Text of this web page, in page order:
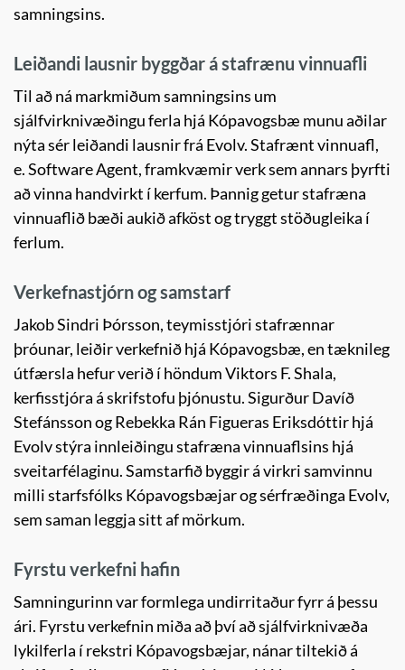
samningsins.
Leiðandi lausnir byggðar á stafrænu vinnuafli
Til að ná markmiðum samningsins um
sjálfvirknivæðingu ferla hjá Kópavogsbæ munu aðilar
nýta sér leiðandi lausnir frá Evolv. Stafrænt vinnuafl,
e. Software Agent, framkvæmir verk sem annars þyrfti
að vinna handvirkt í kerfum. Þannig getur stafræna
vinnuaflið bæði aukið afköst og tryggt stöðugleika í
ferlum.
Verkefnastjórn og samstarf
Jakob Sindri Þórsson, teymisstjóri stafrænnar
þróunar, leiðir verkefnið hjá Kópavogsbæ, en tæknileg
útfærsla hefur verið í höndum Viktors F. Shala,
kerfisstjóra á skrifstofu þjónustu. Sigurður Davíð
Stefánsson og Rebekka Rán Figueras Eriksdóttir hjá
Evolv stýra innleiðingu stafræna vinnuaflsins hjá
sveitarfélaginu. Samstarfið byggir á virkri samvinnu
milli starfsfólks Kópavogsbæjar og sérfræðinga Evolv,
sem saman leggja sitt af mörkum.
Fyrstu verkefni hafin
Samningurinn var formlega undirritaður fyrr á þessu
ári. Fyrstu verkefnin miða að því að sjálfvirknivæða
lykilferla í rekstri Kópavogsbæjar, nánar tiltekið á